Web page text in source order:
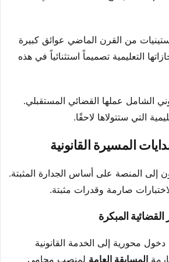
من القرن الماضي عوائق كبيرة
التعليمية تصميماً استثنائياً في هذه
الشامل عملها القضائي المستقبلي.
التي ستتولاها لاحقًا.
المسيرة القانونية
إلى المنصة على أساس الجدارة المثبتة.
صارمة وقدرات مثبتة.
القضائية المبكرة
1974 نقطة دخول محورية إلى الخدمة القانونية
المسابقة العامة لمنصب محامي